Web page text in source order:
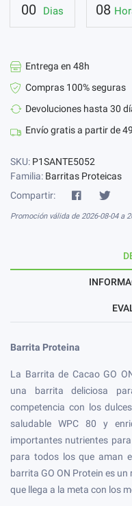
00 Dias 08
Entrega en 48h
Compras 100% seguras
Devoluciones hasta 30
Envío gratis a partir de
SKU: P1SANTE5052
Familia: Barritas Proteicas
Compartir:
Promoción válida de 2026-08-04 a
Barrita Proteina
La Barrita de Cacao GO
una barrita deliciosa
competencia con los
saludable WPC 80 y
importantes nutrientes
para todos los que aman
barrita GO ON Protein es
que llega a la meta con los